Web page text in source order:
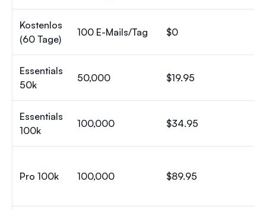
Kostenlos
(60 Tage)
100 E-Mails/Tag $0
Essentials
50k
50,000 $19.95
Essentials
100k
100,000 $34.95
Pro 100k 100,000 $89.95